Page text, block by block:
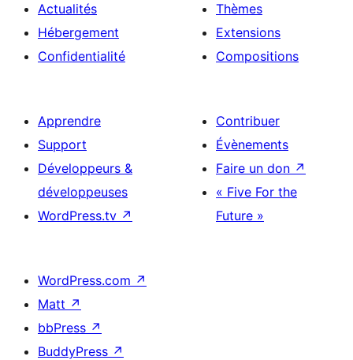
Actualités
Hébergement
Confidentialité
Thèmes
Extensions
Compositions
Apprendre
Support
Développeurs &
développeuses
WordPress.tv ↗
Contribuer
Évènements
Faire un don ↗
« Five For the
Future »
WordPress.com ↗
Matt ↗
bbPress ↗
BuddyPress ↗